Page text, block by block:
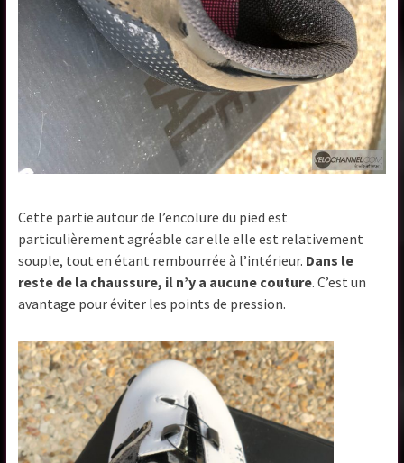
Cette partie autour de l’encolure du pied est
particulièrement agréable car elle elle est relativement
souple, tout en étant rembourrée à l’intérieur. Dans le
reste de la chaussure, il n’y a aucune couture. C’est un
avantage pour éviter les points de pression.